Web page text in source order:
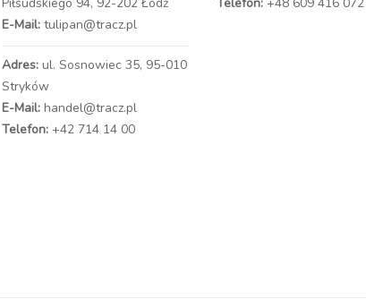
E-Mail: tulipan@tracz.pl
Adres: ul. Sosnowiec 35, 95-010
Stryków
E-Mail: handel@tracz.pl
Telefon: +42 714 14 00